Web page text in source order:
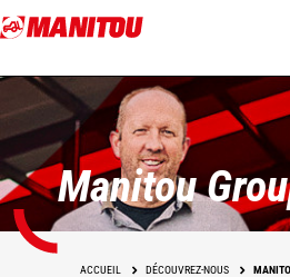
Aller
au
principal
Manitou
ACCUEIL DÉCOUVREZ-NOUS